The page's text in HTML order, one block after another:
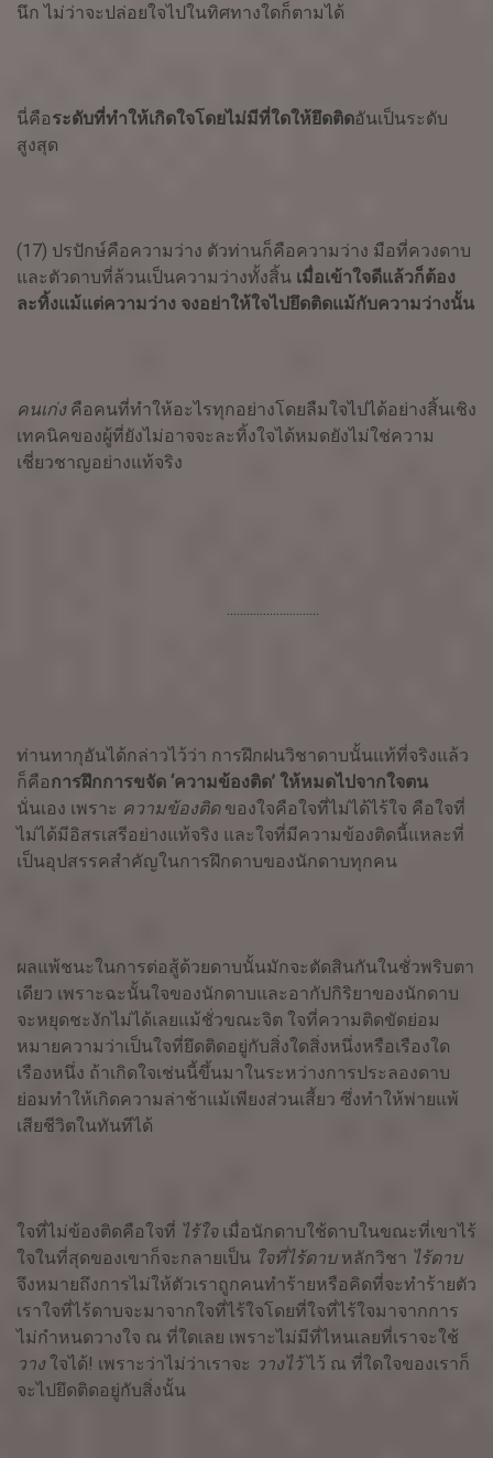
นึก ไม่ว่าจะปล่อยใจไปในทิศทางใดก็ตามได้
นี่คือระดับที่ทำให้เกิดใจโดยไม่มีที่ใดให้ยึดติดอันเป็นระดับ
สูงสุด
(17) ปรปักษ์คือความว่าง ตัวท่านก็คือความว่าง มือที่ควงดาบ
และตัวดาบที่ล้วนเป็นความว่างทั้งสิ้น เมื่อเข้าใจดีแล้วก็ต้อง
ละทิ้งแม้แต่ความว่าง จงอย่าให้ใจไปยึดติดแม้กับความว่างนั้น
คนเก่งคือคนที่ทำให้อะไรทุกอย่างโดยลืมใจไปได้อย่างสิ้นเชิง
เทคนิคของผู้ที่ยังไม่อาจจะละทิ้งใจได้หมดยังไม่ใช่ความ
เชี่ยวชาญอย่างแท้จริง
............................
ท่านทากุอันได้กล่าวไว้ว่า การฝึกฝนวิชาดาบนั้นแท้ที่จริงแล้ว
ก็คือการฝึกการขจัด ‘ความข้องติด’ ให้หมดไปจากใจตน
นั่นเอง เพราะ ความข้องติดของใจคือใจที่ไม่ได้ไร้ใจ คือใจที่
ไม่ได้มีอิสรเสรีอย่างแท้จริง และใจที่มีความข้องติดนี้แหละที่
เป็นอุปสรรคสำคัญในการฝึกดาบของนักดาบทุกคน
ผลแพ้ชนะในการต่อสู้ด้วยดาบนั้นมักจะตัดสินกันในชั่วพริบตา
เดียว เพราะฉะนั้นใจของนักดาบและอากัปกิริยาของนักดาบ
จะหยุดชะงักไม่ได้เลยแม้ชั่วขณะจิต ใจที่ความติดขัดย่อม
หมายความว่าเป็นใจที่ยึดติดอยู่กับสิ่งใดสิ่งหนึ่งหรือเรืองใด
เรืองหนึ่ง ถ้าเกิดใจเช่นนี้ขึ้นมาในระหว่างการประลองดาบ
ย่อมทำให้เกิดความล่าช้าแม้เพียงส่วนเสี้ยว ซึ่งทำให้พ่ายแพ้
เสียชีวิตในทันทีได้
ใจที่ไม่ข้องติดคือใจที่ ไร้ใจเมื่อนักดาบใช้ดาบในขณะที่เขาไร้
ใจในที่สุดของเขาก็จะกลายเป็น ใจที่ไร้ดาบหลักวิชา ไร้ดาบ
จึงหมายถึงการไม่ให้ตัวเราถูกคนทำร้ายหรือคิดที่จะทำร้ายตัว
เราใจที่ไร้ดาบจะมาจากใจที่ไร้ใจโดยที่ใจที่ไร้ใจมาจากการ
ไม่กำหนดวางใจ ณ ที่ใดเลย เพราะไม่มีที่ไหนเลยที่เราจะใช้
วางใจได้! เพราะว่าไม่ว่าเราจะ วางไว้ไว้ ณ ที่ใดใจของเราก็
จะไปยึดติดอยู่กับสิ่งนั้น